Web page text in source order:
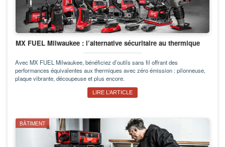
MX FUEL Milwaukee : l’alternative sécuritaire au thermique
Avec MX FUEL Milwaukee, bénéficiez d’outils sans fil offrant des
performances équivalentes aux thermiques avec zéro émission : pilonneuse,
plaque vibrante, découpeuse et plus encore.
LIRE L’ARTICLE
BÂTIMENT